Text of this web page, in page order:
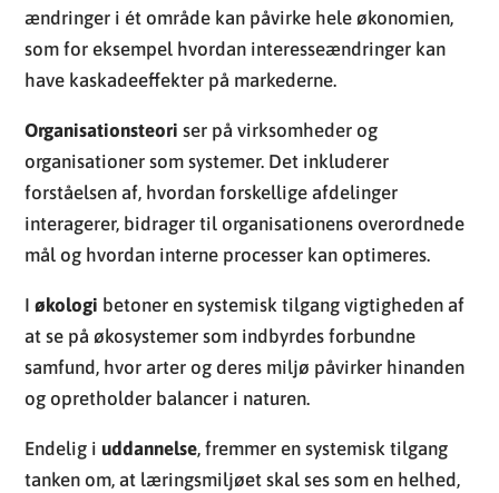
ændringer i ét område kan påvirke hele økonomien,
som for eksempel hvordan interesseændringer kan
have kaskadeeffekter på markederne.
Organisationsteori ser på virksomheder og
organisationer som systemer. Det inkluderer
forståelsen af, hvordan forskellige afdelinger
interagerer, bidrager til organisationens overordnede
mål og hvordan interne processer kan optimeres.
Iøkologi betoner en systemisk tilgang vigtigheden af
at se på økosystemer som indbyrdes forbundne
samfund, hvor arter og deres miljø påvirker hinanden
og opretholder balancer i naturen.
Endelig i uddannelse, fremmer en systemisk tilgang
tanken om, at læringsmiljøet skal ses som en helhed,